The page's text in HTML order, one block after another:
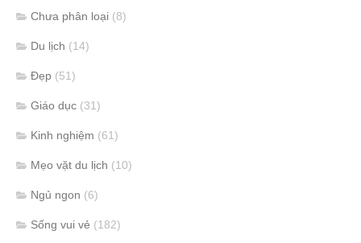
Chưa phân loại (8)
Du lịch (14)
Đẹp (51)
Giáo dục (31)
Kinh nghiệm (61)
Mẹo vặt du lịch (10)
Ngủ ngon (6)
Sống vui vẻ (182)